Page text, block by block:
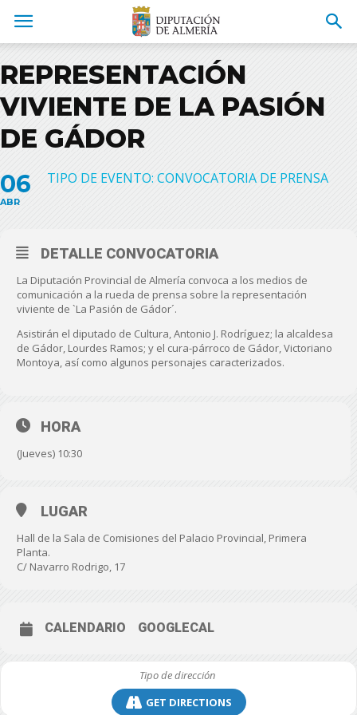
REPRESENTACIÓN
VIVIENTE DE LA PASIÓN
DE GÁDOR
06
ABR
TIPO DE EVENTO: CONVOCATORIA DE PRENSA
DETALLE CONVOCATORIA
La Diputación Provincial de Almería convoca a los medios de
comunicación a la rueda de prensa sobre la representación
viviente de `La Pasión de Gádor´.
Asistirán el diputado de Cultura, Antonio J. Rodríguez; la alcaldesa
de Gádor, Lourdes Ramos; y el cura-párroco de Gádor, Victoriano
Montoya, así como algunos personajes caracterizados.
HORA
(Jueves) 10:30
LUGAR
Hall de la Sala de Comisiones del Palacio Provincial, Primera
Planta.
C/ Navarro Rodrigo, 17
CALENDARIO GOOGLECAL
GET DIRECTIONS